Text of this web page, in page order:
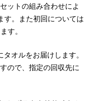
ットの組み合わせによ
す。また初回については
す。
オルをお届けします。
ので、指定の回収先に